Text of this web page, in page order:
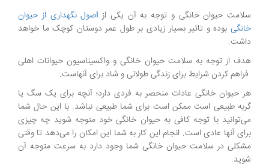
سلامت حیوان خانگی و توجه به آن یکی از اصول نگهداری از حیوان
خانگی بوده و تاثیر بسیار زیادی بر طول عمر دوستان کوچک ما خواهد
داشت.
هدف از توجه به سلامت حیوان خانگی و واکسیناسیون حیوانات اهلی
فراهم کردن شرایط برای زندگی طولانی و شاد برای آنهاست.
هر حیوان خانگی عادات منحصر به فردی دارد؛ آنچه برای یک سگ یا
گربه طبیعی است ممکن است برای شما طبیعی نباشد. با این حال شما
می‌توانید با توجه کافی به حیوان خانگی خود متوجه شوید چه چیزی
برای آنها عادی است. انجام این کار به شما این امکان را می‌دهد تا وقتی
مشکلی در سلامت حیوان خانگی شما وجود دارد به سرعت متوجه آن
شوید.